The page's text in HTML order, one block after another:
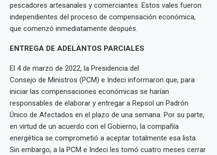
pescadores artesanales y comerciantes. Estos vales fueron
independientes del proceso de compensación económica,
que comenzó inmediatamente después.
ENTREGA DE ADELANTOS PARCIALES
El 4 de marzo de 2022, la Presidencia del
Consejo de Ministros (PCM) e Indeci informaron que, para
iniciar las compensaciones económicas se harían
responsables de elaborar y entregar a Repsol un Padrón
Único de Afectados en el plazo de una semana. Por su parte,
en virtud de un acuerdo con el Gobierno, la compañía
energética se comprometió a aceptar totalmente esa lista.
Sin embargo, a la PCM e Indeci les tomó cuatro meses cerrar